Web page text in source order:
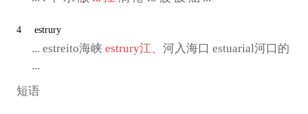
4 estrury
... estreito海峡 estrury江、河入海口 estuarial河口的
...
短语